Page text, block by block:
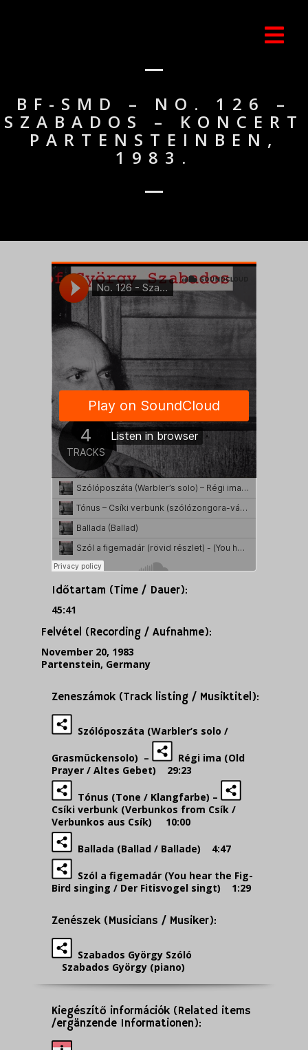
BF-SMD – NO. 126 –
SZABADOS – KONCERT
PARTENSTEINBEN,
1983.
Időtartam (Time / Dauer):
45:41
Felvétel (Recording / Aufnahme):
November 20, 1983
Partenstein, Germany
Zeneszámok (Track listing / Musiktitel):
Szólóposzáta (Warbler’s solo /
Grasmückensolo) –
Régi ima (Old
Prayer / Altes Gebet) 29:23
Tónus (Tone / Klangfarbe) –
Csíki verbunk (Verbunkos from Csík /
Verbunkos aus Csík) 10:00
Ballada (Ballad / Ballade) 4:47
Szól a figemadár (You hear the Fig-
Bird singing / Der Fitisvogel singt) 1:29
Zenészek (Musicians / Musiker):
Szabados György Szóló
Szabados György (piano)
Kiegészítő információk (Related items
/ergänzende Informationen):